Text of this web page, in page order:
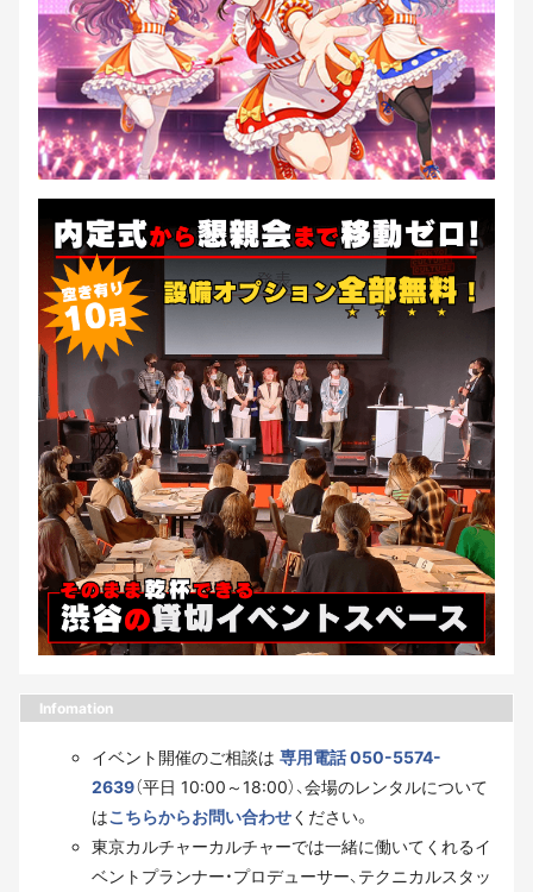
Infomation
イベント開催のご相談は 専用電話 050-5574-
2639（平日 10:00～18:00）、会場のレンタルについて
はこちらからお問い合わせください。
東京カルチャーカルチャーでは一緒に働いてくれるイ
ベントプランナー・プロデューサー、テクニカルスタッ